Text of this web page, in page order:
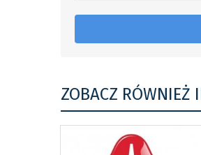
ZOBACZ RÓWNIEŻ